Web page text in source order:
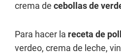
crema de cebollas de
Para hacer la receta de
verdeo, crema de leche,